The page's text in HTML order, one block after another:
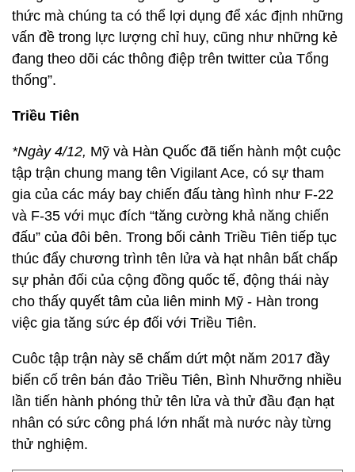
thức mà chúng ta có thể lợi dụng để xác định những
vấn đề trong lực lượng chỉ huy, cũng như những kẻ
đang theo dõi các thông điệp trên twitter của Tổng
thống”.
Triều Tiên
*Ngày 4/12, Mỹ và Hàn Quốc đã tiến hành một cuộc
tập trận chung mang tên Vigilant Ace, có sự tham
gia của các máy bay chiến đấu tàng hình như F-22
và F-35 với mục đích “tăng cường khả năng chiến
đấu” của đôi bên. Trong bối cảnh Triều Tiên tiếp tục
thúc đẩy chương trình tên lửa và hạt nhân bất chấp
sự phản đối của cộng đồng quốc tế, động thái này
cho thấy quyết tâm của liên minh Mỹ - Hàn trong
việc gia tăng sức ép đối với Triều Tiên.
Cuôc tập trận này sẽ chấm dứt một năm 2017 đầy
biến cố trên bán đảo Triều Tiên, Bình Nhưỡng nhiều
lần tiến hành phóng thử tên lửa và thử đầu đạn hạt
nhân có sức công phá lớn nhất mà nước này từng
thử nghiệm.